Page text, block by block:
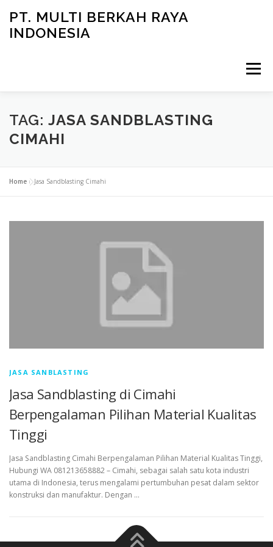
content
PT. MULTI BERKAH RAYA
INDONESIA
Menu
CONTACT
TAG: JASA SANDBLASTING
CIMAHI
Home »Jasa Sandblasting Cimahi
JASA SANBLASTING
Jasa Sandblasting di Cimahi
Berpengalaman Pilihan Material Kualitas
Tinggi
Jasa Sandblasting Cimahi Berpengalaman Pilihan Material Kualitas Tinggi,
Hubungi WA 081213658882 – Cimahi, sebagai salah satu kota industri
utama di Indonesia, terus mengalami pertumbuhan pesat dalam sektor
konstruksi dan manufaktur. Dengan …